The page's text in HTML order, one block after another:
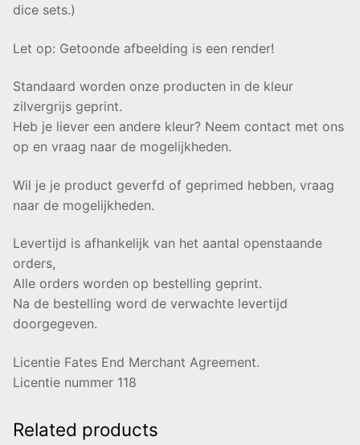
dice sets.)
Let op: Getoonde afbeelding is een render!
Standaard worden onze producten in de kleur
zilvergrijs geprint.
Heb je liever een andere kleur? Neem contact met ons
op en vraag naar de mogelijkheden.
Wil je je product geverfd of geprimed hebben, vraag
naar de mogelijkheden.
Levertijd is afhankelijk van het aantal openstaande
orders,
Alle orders worden op bestelling geprint.
Na de bestelling word de verwachte levertijd
doorgegeven.
Licentie Fates End Merchant Agreement.
Licentie nummer 118
Related products